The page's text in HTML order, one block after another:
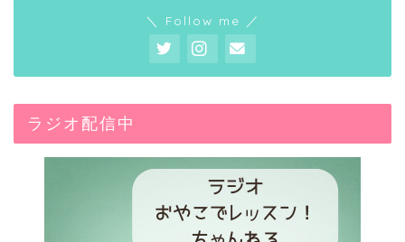
＼ Follow me ／
ラジオ配信中